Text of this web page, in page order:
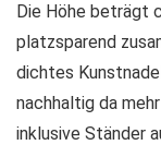
Die Höhe beträgt
platzsparend
dichtes
nachhaltig da
inklusive Ständer